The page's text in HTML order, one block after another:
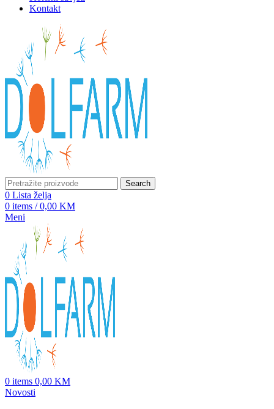
Kontakt
Search
0 Lista želja
0 items / 0,00 KM
Meni
0 items 0,00 KM
Novosti